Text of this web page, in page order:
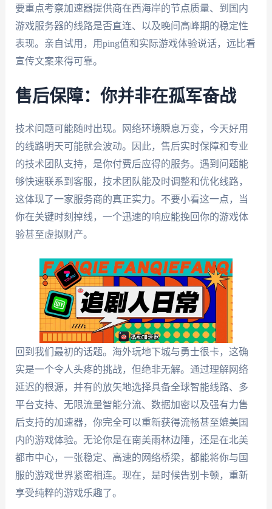
要重点考察加速器提供商在西海岸的节点质量、到国内
游戏服务器的线路是否直连、以及晚间高峰期的稳定性
表现。亲自试用，用ping值和实际游戏体验说话，远比看
宣传文案来得可靠。
售后保障：你并非在孤军奋战
技术问题可能随时出现。网络环境瞬息万变，今天好用
的线路明天可能就会波动。因此，售后实时保障和专业
的技术团队支持，是你付费后应得的服务。遇到问题能
够快速联系到客服，技术团队能及时调整和优化线路，
这体现了一家服务商的真正实力。不要小看这一点，当
你在关键时刻掉线，一个迅速的响应能挽回你的游戏体
验甚至虚拟财产。
回到我们最初的话题。海外玩地下城与勇士很卡，这确
实是一个令人头疼的挑战，但绝非无解。通过理解网络
延迟的根源，并有的放矢地选择具备全球智能线路、多
平台支持、无限流量智能分流、数据加密以及强有力售
后支持的加速器，你完全可以重新获得流畅甚至媲美国
内的游戏体验。无论你是在南美雨林边陲，还是在北美
都市中心，一张稳定、高速的网络桥梁，都能将你与国
服的游戏世界紧密相连。现在，是时候告别卡顿，重新
享受纯粹的游戏乐趣了。